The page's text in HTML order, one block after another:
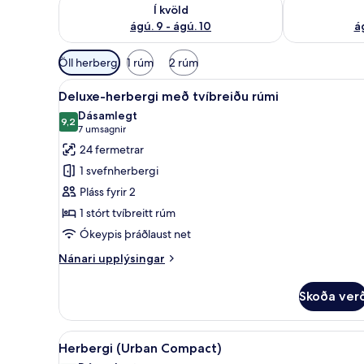
Í kvöld
ágú. 9 - ágú. 10
Síur
í
boði
fyrir
herbergi
Öll herbergi 1 rúm 2 rúm
Skoða
allar
myndir
fyrir
Deluxe-
herbergi
með
tvíbreiðu
rúmi
Deluxe-herbergi með
11
Deluxe-herbergi með tvíbreiðu rúmi
9,29,2 af 10
Dásamlegt
7 umsagnir
(7
umsagnir)
24 fermetrar
1 svefnherbergi
Pláss fyrir 2
1 stórt tvíbreitt rúm
Ókeypis þráðlaust net
Nánari upplýsingar
Nánari
herbergi
með
tvíbreiðu
rúmi
Skoða
Skoða
allar
Herbergi (Urban Compact) |
8
Herbergi (Urban Compact)